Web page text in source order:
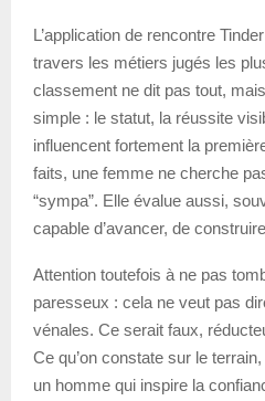
L’application de rencontre
travers les métiers jugés les
classement ne dit pas tout,
simple : le statut, la réussite
influencent fortement la
faits, une femme ne cherche
“sympa”. Elle évalue aussi,
capable d’avancer, de
Attention toutefois à ne pas
paresseux : cela ne veut pas
vénales. Ce serait faux,
Ce qu’on constate sur le terrain,
un homme qui inspire la